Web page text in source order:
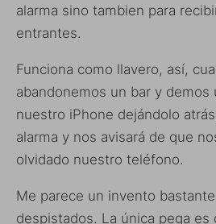
alarma sino tambien para
entrantes.
Funciona como llavero, así,
abandonemos un bar y demos
nuestro iPhone dejándolo
alarma y nos avisará de que
olvidado nuestro teléfono.
Me parece un invento
despistados. La única pega es